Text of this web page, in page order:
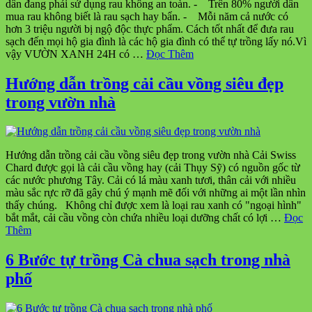
dân đang phải sử dụng rau không an toàn. - Trên 80% người dân
mua rau không biết là rau sạch hay bẩn. - Mỗi năm cả nước có
hơn 3 triệu người bị ngộ độc thực phẩm. Cách tốt nhất để đưa rau
sạch đến mọi hộ gia đình là các hộ gia đình có thể tự trồng lấy nó.Vì
vậy VƯỜN XANH 24H có … Đọc Thêm
Hướng dẫn trồng cải cầu vồng siêu đẹp
trong vườn nhà
Hướng dẫn trồng cải cầu vồng siêu đẹp trong vườn nhà Cải Swiss
Chard được gọi là cải cầu vồng hay (cải Thụy Sỹ) có nguồn gốc từ
các nước phương Tây. Cải có lá màu xanh tươi, thân cải với nhiều
màu sắc rực rỡ đã gây chú ý mạnh mẽ đối với những ai một lần nhìn
thấy chúng. Không chỉ được xem là loại rau xanh có "ngoại hình"
bắt mắt, cải cầu vồng còn chứa nhiều loại dưỡng chất có lợi … Đọc
Thêm
6 Bước tự trồng Cà chua sạch trong nhà
phố